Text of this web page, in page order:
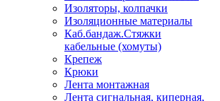
Изоляторы, колпачки
Изоляционные материалы
Каб.бандаж.Стяжки
кабельные (хомуты)
Крепеж
Крюки
Лента монтажная
Лента сигнальная, киперная,